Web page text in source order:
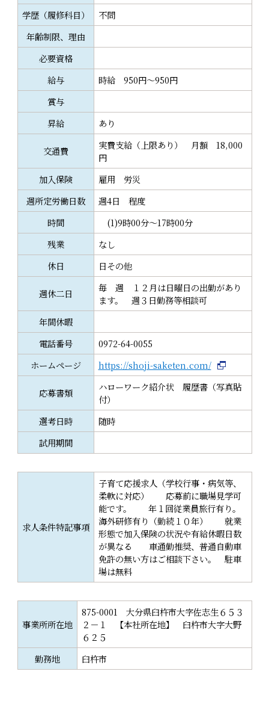
学歴（履修科目）
不問
年齢制限、理由
必要資格
給与
時給 950円～950円
賞与
昇給
あり
交通費
実費支給（上限あり） 月額 18,000
円
加入保険
雇用 労災
週所定労働日数
週4日 程度
時間
(1)9時00分～17時00分
残業
なし
休日
日その他
週休二日
毎 週 １２月は日曜日の出勤があり
ます。 週３日勤務等相談可
年間休暇
電話番号
0972-64-0055
ホームページ
https://shoji-saketen.com/
応募書類
ハローワーク紹介状 履歴書（写真貼
付）
選考日時
随時
試用期間
求人条件特記事項
子育て応援求人（学校行事・病気等、
柔軟に対応） 応募前に職場見学可
能です。 年１回従業員旅行有り。
海外研修有り（勤続１０年） 就業
形態で加入保険の状況や有給休暇日数
が異なる 車通勤推奨、普通自動車
免許の無い方はご相談下さい。 駐車
場は無料
事業所所在地
875-0001 大分県臼杵市大字佐志生６５３
２－１ 【本社所在地】 臼杵市大字大野
６２５
勤務地
臼杵市